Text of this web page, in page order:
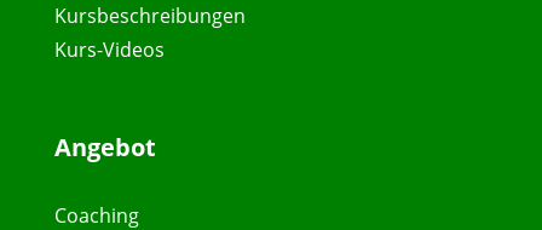
Kursbeschreibungen
Kurs-Videos
Angebot
Coaching